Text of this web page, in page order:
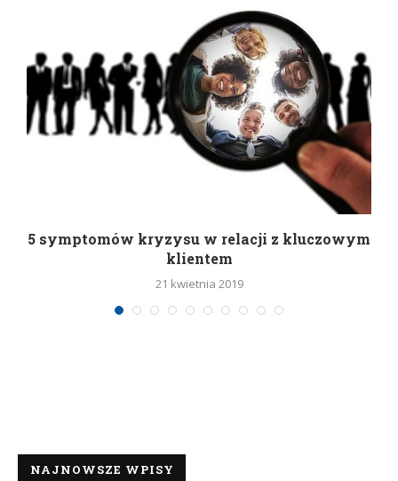
5 symptomów kryzysu w relacji z kluczowym
klientem
21 kwietnia 2019
NAJNOWSZE WPISY